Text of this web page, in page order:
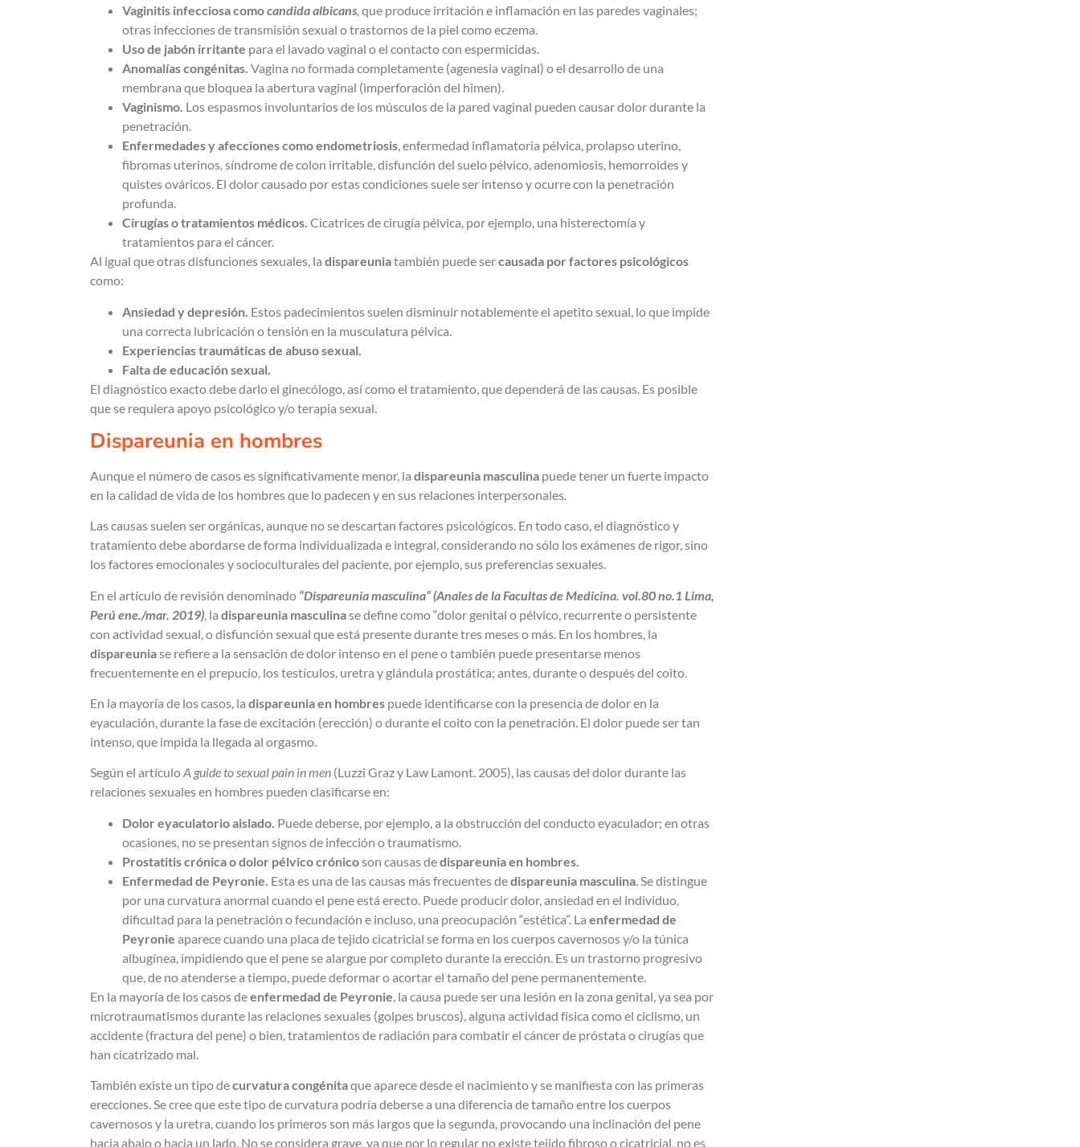
Vaginitis infecciosa comocandida albicans, que produce irritación e inflamación en las paredes vaginales;
otras infecciones de transmisión sexual o trastornos de la piel como eczema.
Uso de jabón irritante para el lavado vaginal o el contacto con espermicidas.
Anomalías congénitas. Vagina no formada completamente (agenesia vaginal) o el desarrollo de una
membrana que bloquea la abertura vaginal (imperforación del himen).
Vaginismo. Los espasmos involuntarios de los músculos de la pared vaginal pueden causar dolor durante la
penetración.
Enfermedades y afecciones como endometriosis, enfermedad inflamatoria pélvica, prolapso uterino,
fibromas uterinos, síndrome de colon irritable, disfunción del suelo pélvico, adenomiosis, hemorroides y
quistes ováricos. El dolor causado por estas condiciones suele ser intenso y ocurre con la penetración
profunda.
Cirugías o tratamientos médicos. Cicatrices de cirugía pélvica, por ejemplo, una histerectomía y
tratamientos para el cáncer.
Al igual que otras disfunciones sexuales, la dispareuniatambién puede sercausada por factores psicológicos
como:
Ansiedad y depresión. Estos padecimientos suelen disminuir notablemente el apetito sexual, lo que impide
una correcta lubricación o tensión en la musculatura pélvica.
Experiencias traumáticas de abuso sexual.
Falta de educación sexual.
El diagnóstico exacto debe darlo el ginecólogo, así como el tratamiento, que dependerá de las causas. Es posible
que se requiera apoyo psicológico y/o terapia sexual.
Dispareunia en hombres
Aunque el número de casos es significativamente menor, la dispareunia masculina puede tener un fuerte impacto
en la calidad de vida de los hombres que lo padecen y en sus relaciones interpersonales.
Las causas suelen ser orgánicas, aunque no se descartan factores psicológicos. En todo caso, el diagnóstico y
tratamiento debe abordarse de forma individualizada e integral, considerando no sólo los exámenes de rigor, sino
los factores emocionales y socioculturales del paciente, por ejemplo, sus preferencias sexuales.
En el artículo de revisión denominado “Dispareunia masculina” (Anales de la Facultas de Medicina. vol.80 no.1 Lima,
Perú ene./mar. 2019) , la dispareunia masculinase define como “dolor genital o pélvico, recurrente o persistente
con actividad sexual, o disfunción sexual que está presente durante tres meses o más. En los hombres, la
dispareuniase refiere a la sensación de dolor intenso en el pene o también puede presentarse menos
frecuentemente en el prepucio, los testículos, uretra y glándula prostática; antes, durante o después del coito
En la mayoría de los casos, la dispareunia en hombres puede identificarse con la presencia de dolor en la
eyaculación, durante la fase de excitación (erección) o durante el coito con la penetración. El dolor puede ser tan
intenso, que impida la llegada al orgasmo.
Según el artículoA guide to sexual pain in men (Luzzi Graz y Law Lamont. 2005), las causas del dolor durante las
relaciones sexuales en hombres pueden clasificarse en:
Dolor eyaculatorio aislado. Puede deberse, por ejemplo, a la obstrucción del conducto eyaculador; en otras
ocasiones, no se presentan signos de infección o traumatismo.
Prostatitis crónica o dolor pélvico crónicoson causas dedispareunia en hombres.
Enfermedad de Peyronie. Esta es una de las causas más frecuentes dedispareunia masculina. Se distingue
por una curvatura anormal cuando el pene está erecto. Puede producir dolor, ansiedad en el individuo,
dificultad para la penetración o fecundación e incluso, una preocupación “estética”. La enfermedad de
Peyronie aparece cuando una placa de tejido cicatricial se forma en los cuerpos cavernosos y/o la túnica
albugínea, impidiendo que el pene se alargue por completo durante la erección. Es un trastorno progresivo
que, de no atenderse a tiempo, puede deformar o acortar el tamaño del pene permanentemente.
En la mayoría de los casos deenfermedad de Peyronie, la causa puede ser una lesión en la zona genital, ya sea por
microtraumatismos durante las relaciones sexuales (golpes bruscos), alguna actividad física como el ciclismo, un
accidente (fractura del pene) o bien, tratamientos de radiación para combatir el cáncer de próstata o cirugías que
han cicatrizado mal.
También existe un tipo decurvatura congénitaque aparece desde el nacimiento y se manifiesta con las primeras
erecciones. Se cree que este tipo de curvatura podría deberse a una diferencia de tamaño entre los cuerpos
cavernosos y la uretra, cuando los primeros son más largos que la segunda, provocando una inclinación del pene
hacia abajo o hacia un lado. No se considera grave, ya que por lo regular no existe tejido fibroso o cicatricial, no es